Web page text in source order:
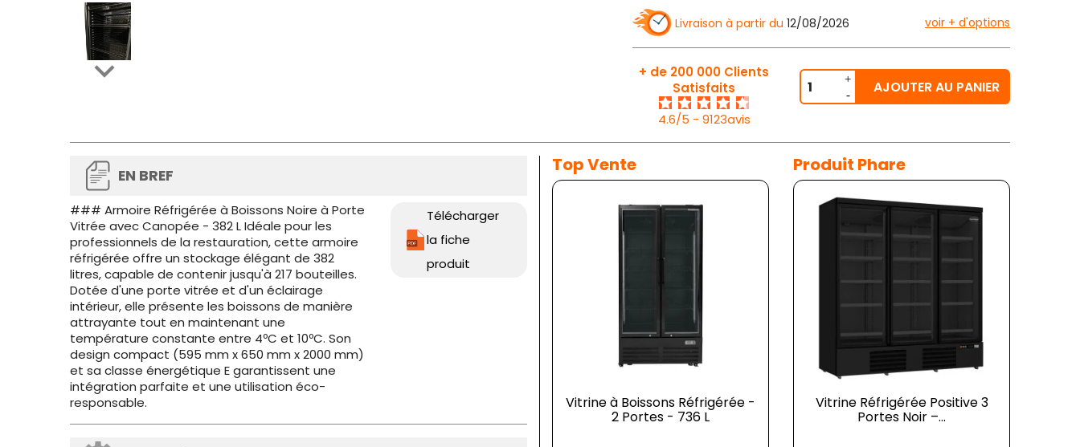

Livraison à partir du 12/08/2026 voir + d'options
+ de 200 000 Clients
Satisfaits
4.6/5 - 9123avis
AJOUTER AU PANIER
EN BREF
### Armoire Réfrigérée à Boissons Noire à Porte
Vitrée avec Canopée - 382 L Idéale pour les
professionnels de la restauration, cette armoire
réfrigérée offre un stockage élégant de 382
litres, capable de contenir jusqu'à 217 bouteilles.
Dotée d'une porte vitrée et d'un éclairage
intérieur, elle présente les boissons de manière
attrayante tout en maintenant une
température constante entre 4ºC et 10ºC. Son
design compact (595 mm x 650 mm x 2000 mm)
et sa classe énergétique E garantissent une
intégration parfaite et une utilisation éco-
responsable.
Télécharger
la fiche
produit
Top Vente
Vitrine à Boissons Réfrigérée -
2 Portes - 736 L
Produit Phare
Vitrine Réfrigérée Positive 3
Portes Noir –...